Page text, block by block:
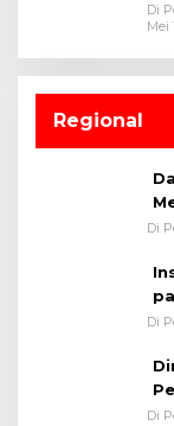
Di
Mei
Regional
Di
Di
Di